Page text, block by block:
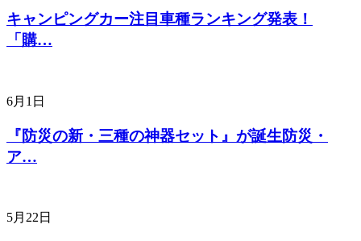
キャンピングカー注目車種ランキング発表！
「購…
6月1日
『防災の新・三種の神器セット』が誕生防災・
ア…
5月22日